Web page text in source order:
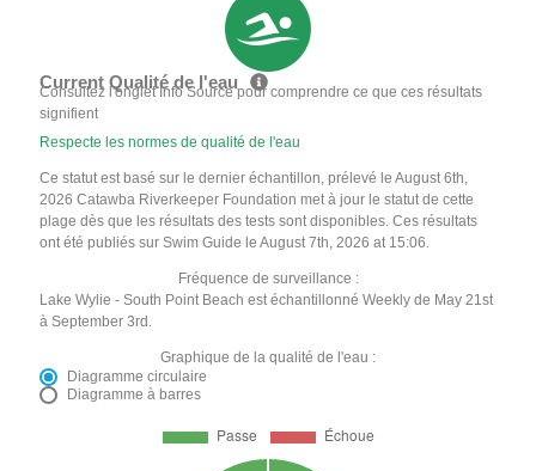
Current Qualité de l'eau
Consultez l'onglet Info Source pour comprendre ce que ces résultats
signifient
Respecte les normes de qualité de l'eau
Ce statut est basé sur le dernier échantillon, prélevé le August 6th,
2026 Catawba Riverkeeper Foundation met à jour le statut de cette
plage dès que les résultats des tests sont disponibles. Ces résultats
ont été publiés sur Swim Guide le August 7th, 2026 at 15:06.
Fréquence de surveillance :
Lake Wylie - South Point Beach est échantillonné Weekly de May 21st
à September 3rd.
Graphique de la qualité de l'eau :
Diagramme circulaire
Diagramme à barres